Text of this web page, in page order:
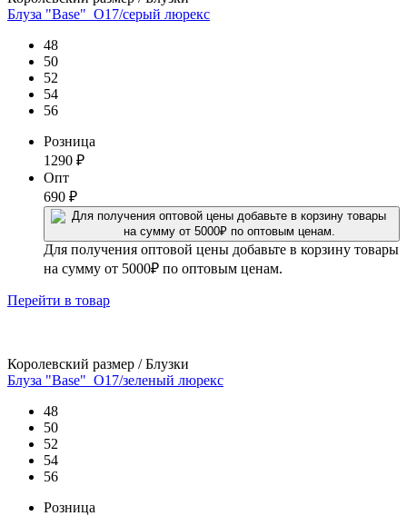
Блуза "Base"_О17/серый люрекс
48
50
52
54
56
Розница
1290 ₽
Опт
690 ₽
Для получения оптовой цены добавьте в корзину товары
на сумму от 5000₽ по оптовым ценам.
Перейти в товар
Королевский размер / Блузки
Блуза "Base"_О17/зеленый люрекс
48
50
52
54
56
Розница